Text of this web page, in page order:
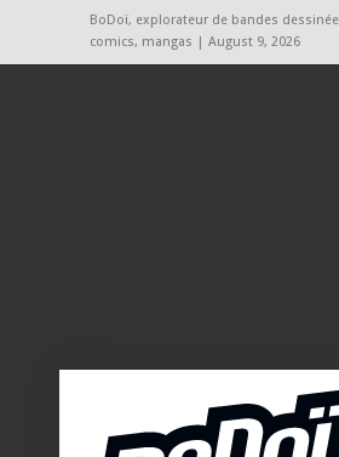
BoDoï, explorateur de bandes
comics, mangas | August 9, 2026